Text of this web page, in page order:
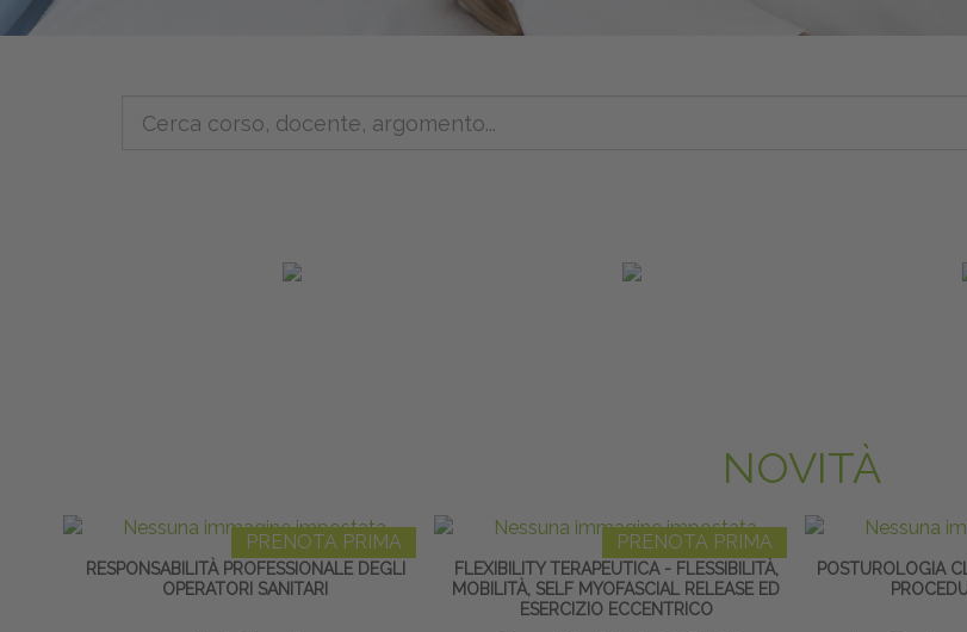
NOVITÀ
PRENOTA PRIMA
RESPONSABILITÀ PROFESSIONALE DEGLI
OPERATORI SANITARI
PRENOTA PRIMA
FLEXIBILITY TERAPEUTICA - FLESSIBILITÀ,
MOBILITÀ, SELF MYOFASCIAL RELEASE ED
ESERCIZIO ECCENTRICO
POSTUROLOGIA